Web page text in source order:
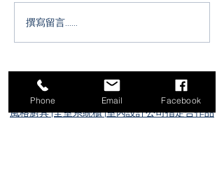
撰寫留言......
萊薇 Laiwei
風格廚具 |全室系統櫃 |室內設計公司指定合作品
Phone Email Facebook